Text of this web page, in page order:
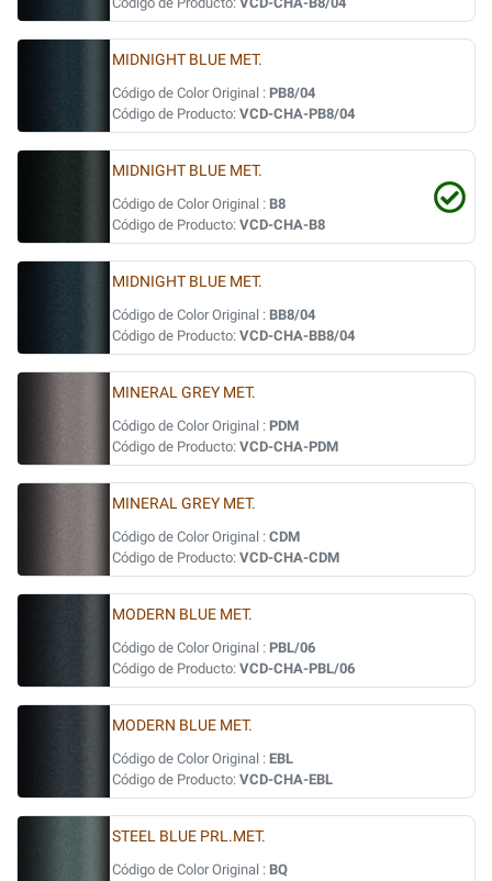
MIDNIGHT BLUE MET.
Código de Color Original : PB8/04
Código de Producto: VCD-CHA-PB8/04
MIDNIGHT BLUE MET.
Código de Color Original : B8
Código de Producto: VCD-CHA-B8
MIDNIGHT BLUE MET.
Código de Color Original : BB8/04
Código de Producto: VCD-CHA-BB8/04
MINERAL GREY MET.
Código de Color Original : PDM
Código de Producto: VCD-CHA-PDM
MINERAL GREY MET.
Código de Color Original : CDM
Código de Producto: VCD-CHA-CDM
MODERN BLUE MET.
Código de Color Original : PBL/06
Código de Producto: VCD-CHA-PBL/06
MODERN BLUE MET.
Código de Color Original : EBL
Código de Producto: VCD-CHA-EBL
STEEL BLUE PRL.MET.
Código de Color Original : BQ